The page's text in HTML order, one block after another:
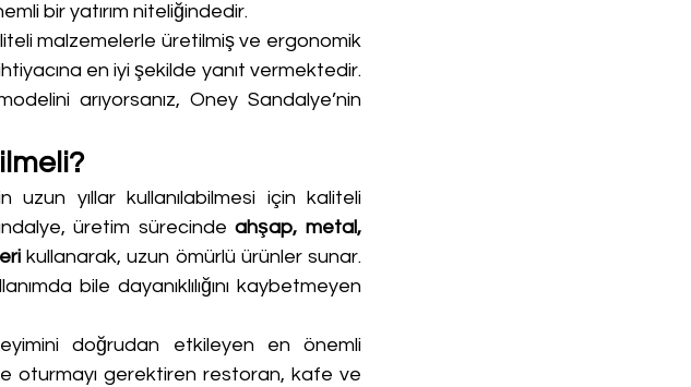
bir yatırım niteliğindedir.
malzemelerle üretilmiş ve ergonomik
en iyi şekilde yanıt vermektedir.
arıyorsanız, Oney Sandalye’nin
uzun yıllar kullanılabilmesi için kaliteli
üretim sürecinde ahşap, metal,
kullanarak, uzun ömürlü ürünler sunar.
bile dayanıklılığını kaybetmeyen
doğrudan etkileyen en önemli
oturmayı gerektiren restoran, kafe ve